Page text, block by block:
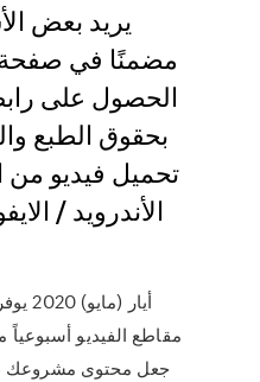
يريد بعض
مضمنًا في صفحة
الحصول على
بحقوق الطبع
تحميل فيديو من
الأندرويد /
مقاطع الفيديو
جعل محتوى مشروعك